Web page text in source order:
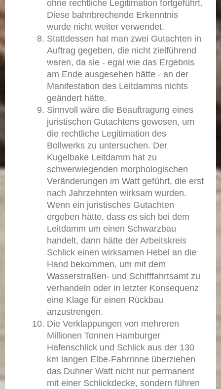
ohne rechtliche Legitimation fortgeführt.
Diese bahnbrechende Erkenntnis
wurde nicht weiter verwendet.
Stattdessen hat man zwei Gutachten in
Auftrag gegeben, die nicht zielführend
waren, da sie - egal wie das Ergebnis
am Ende ausgesehen hätte - an der
Manifestation des Leitdamms nichts
geändert hätte.
Sinnvoll wäre die Beauftragung eines
juristischen Gutachtens gewesen, um
die rechtliche Legitimation des
Bollwerks zu untersuchen. Der
Kugelbake Leitdamm hat zu
schwerwiegenden morphologischen
Veränderungen im Watt geführt, die erst
nach Jahrzehnten wirksam wurden.
Wenn ein juristisches Gutachten
ergeben hätte, dass es sich bei dem
Leitdamm um einen Schwarzbau
handelt, dann hätte der Arbeitskreis
Schlick einen wirksamen Hebel an die
Hand bekommen, um mit dem
Wasserstraßen- und Schifffahrtsamt zu
verhandeln oder in letzter Konsequenz
eine Klage für einen Rückbau
anzustrengen.
Die Verklappungen von mehreren
Millionen Tonnen Hamburger
Hafenschlick und Schlick aus der 130
km langen Elbe-Fahrrinne überziehen
das Duhner Watt nicht nur permanent
mit einer Schlickdecke, sondern führen